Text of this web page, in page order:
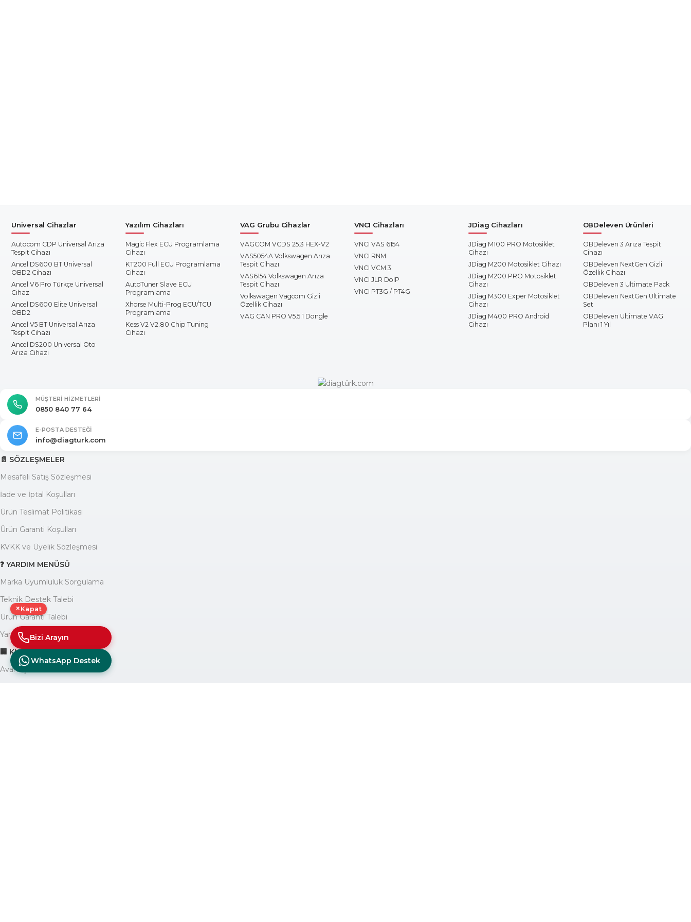
Universal Cihazlar
Autocom CDP Universal Arıza
Tespit Cihazı
Ancel DS600 BT Universal
OBD2 Cihazı
Ancel V6 Pro Türkçe Universal
Cihaz
Ancel DS600 Elite Universal
OBD2
Ancel V5 BT Universal Arıza
Tespit Cihazı
Ancel DS200 Universal Oto
Arıza Cihazı
Yazılım Cihazları
Magic Flex ECU Programlama
Cihazı
KT200 Full ECU Programlama
Cihazı
AutoTuner Slave ECU
Programlama
Xhorse Multi-Prog ECU/TCU
Programlama
Kess V2 V2.80 Chip Tuning
Cihazı
VAG Grubu Cihazlar
VAGCOM VCDS 25.3 HEX-V2
VAS5054A Volkswagen Arıza
Tespit Cihazı
VAS6154 Volkswagen Arıza
Tespit Cihazı
Volkswagen Vagcom Gizli
Özellik Cihazı
VAG CAN PRO V5.5.1 Dongle
VNCI Cihazları
VNCI VAS 6154
VNCI RNM
VNCI VCM 3
VNCI JLR DoIP
VNCI PT3G / PT4G
JDiag Cihazları
JDiag M100 PRO Motosiklet
Cihazı
JDiag M200 Motosiklet Cihazı
JDiag M200 PRO Motosiklet
Cihazı
JDiag M300 Exper Motosiklet
Cihazı
JDiag M400 PRO Android
Cihazı
OBDeleven Ürünleri
OBDeleven 3 Arıza Tespit
Cihazı
OBDeleven NextGen Gizli
Özellik Cihazı
OBDeleven 3 Ultimate Pack
OBDeleven NextGen Ultimate
Set
OBDeleven Ultimate VAG
Planı 1 Yıl
MÜŞTERI HIZMETLERI
0850 840 77 64
E-POSTA DESTEĞI
info@diagturk.com
📄 SÖZLEŞMELER
Mesafeli Satış Sözleşmesi
İade ve İptal Koşulları
Ürün Teslimat Politikası
Ürün Garanti Koşulları
KVKK ve Üyelik Sözleşmesi
❓ YARDIM MENÜSÜ
Marka Uyumluluk Sorgulama
Teknik Destek Talebi
Ürün Garanti Talebi
Yardım Yazıları Blogu
🏢 KURUMSAL
Avantajlarımız
× Kapat
Bizi Arayın
WhatsApp Destek